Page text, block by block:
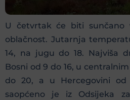
U četvrtak će biti sunčano
oblačnost. Jutarnja
14, na jugu do 18. Najviša
Bosni od 9 do 16, u
do 20, a u Hercegovini od
saopćeno je iz Odsijeka